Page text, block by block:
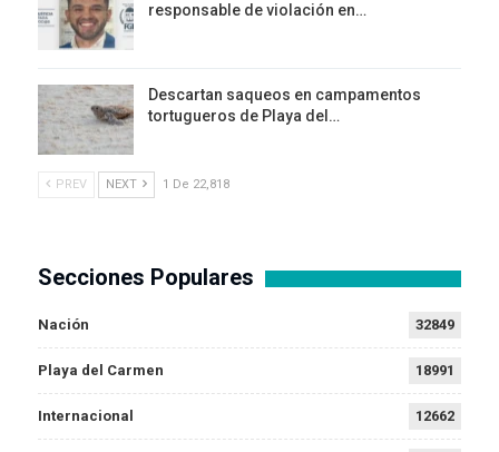
responsable de violación en…
Descartan saqueos en campamentos
tortugueros de Playa del…
PREV NEXT 1 De 22,818
Secciones Populares
Nación 32849
Playa del Carmen 18991
Internacional 12662